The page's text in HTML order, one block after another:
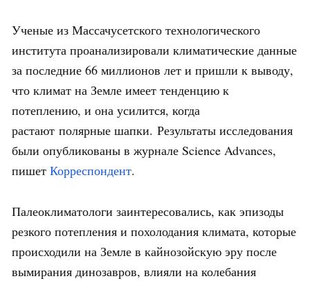
Ученые из Массачусетского технологического
института проанализировали климатические данные
за последние 66 миллионов лет и пришли к выводу,
что климат на Земле имеет тенденцию к
потеплению, и она усилится, когда
растают полярные шапки. Результаты исследования
были опубликованы в журнале Science Advances,
пишет Корреспондент.
Палеоклиматологи заинтересовались, как эпизоды
резкого потепления и похолодания климата, которые
происходили на Земле в кайнозойскую эру после
вымирания динозавров, влияли на колебания